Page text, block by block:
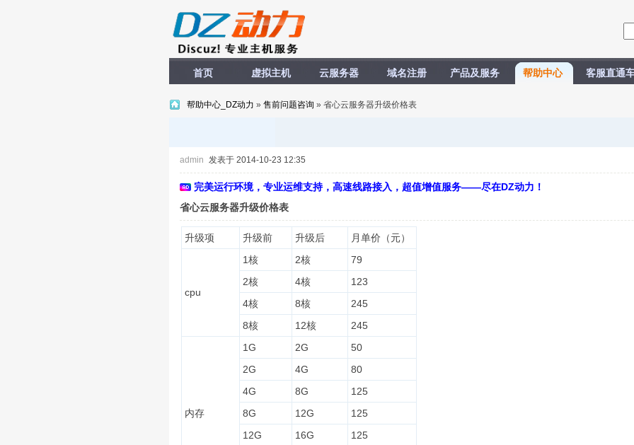
首页 虚拟主机 云服务器 域名注册 产品及服务 帮助中心 客服直通
帮助中心_DZ动力 » 售前问题咨询 » 省心云服务器升级价格表
admin 发表于 2014-10-23 12:35
完美运行环境，专业运维支持，高速线路接入，超值增值服务——尽在DZ动力！
省心云服务器升级价格表
升级项 升级前 升级后 月单价（元）
cpu
1核 2核
79
2核
4核
123
4核
8核
245
8核
12核 245
内存
1G 2G
50
2G
4G
80
4G
8G
125
8G
12G
125
12G
16G
125